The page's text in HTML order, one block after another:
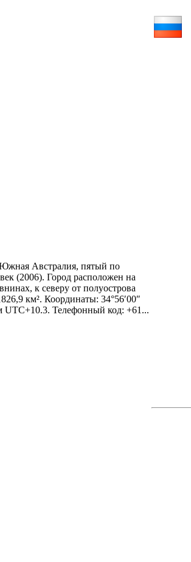
Австралия, пятый по
(2006). Город расположен на
к северу от полуострова
км². Координаты: 34°56′00″
UTC+10.3. Телефонный код: +61...